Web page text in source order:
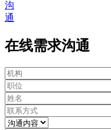
沟
通
在线需求沟通